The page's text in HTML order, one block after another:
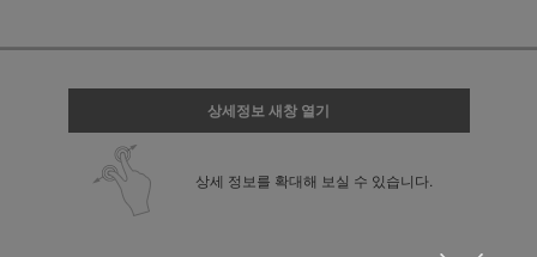
상세정보 새창 열기
상세 정보를 확대해 보실 수 있습니다.